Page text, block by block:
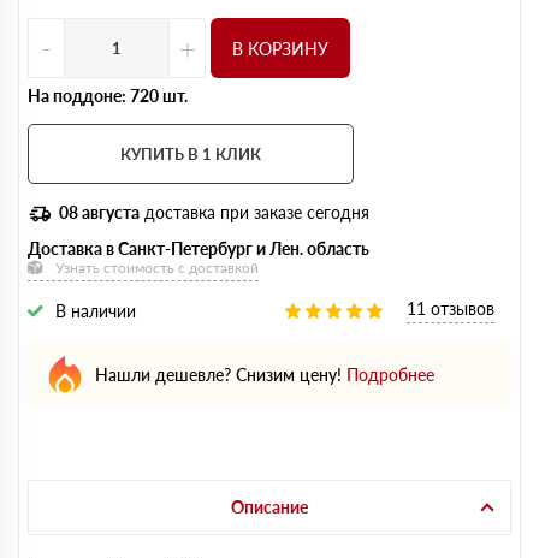
- + В КОРЗИНУ
На поддоне: 720 шт.
КУПИТЬ В 1 КЛИК
08 августа доставка при заказе сегодня
Доставка в Санкт-Петербург и Лен. область
Узнать стоимость с доставкой
В наличии 11 отзывов
Нашли дешевле? Снизим цену! Подробнее
Описание